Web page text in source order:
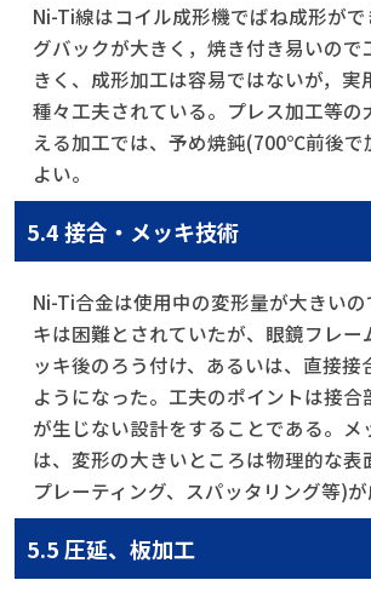
Ni-Ti線はコイル成形機でばね成形が
グバックが大きく，焼き付き易いので
きく、成形加工は容易ではないが，実
種々工夫されている。プレス加工等の
える加工では、予め焼鈍(700℃前後で
よい。
5.4 接合・メッキ技術
Ni-Ti合金は使用中の変形量が大きいの
キは困難とされていたが、眼鏡フレー
ッキ後のろう付け、あるいは、直接接
ようになった。工夫のポイントは接合
が生じない設計をすることである。メ
は、変形の大きいところは物理的な表
プレーティング、スパッタリング等)が
5.5 圧延、板加工